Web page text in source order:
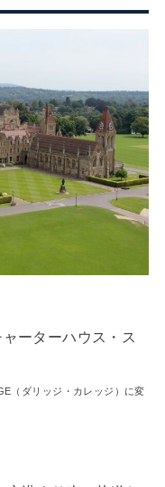
ーターハウス・ス
（ダリッジ・カレッジ）に変